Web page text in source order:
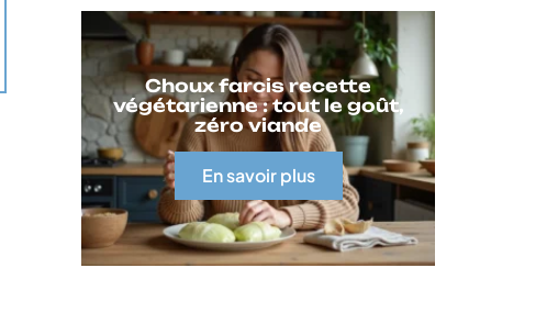
Choux farcis recette
végétarienne : tout le goût,
zéro viande
En savoir plus